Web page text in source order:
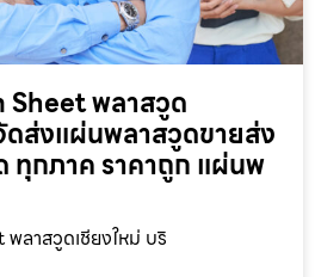
Sheet พลาสวูด
ดส่งแผ่นพลาสวูดขายส่ง
ทุกภาค ราคาถูก แผ่นพ
ลาสวูดเชียงใหม่ บริ